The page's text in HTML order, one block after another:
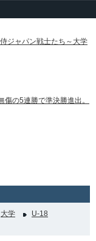
ジャパン戦士たち～大学
の5連勝で準決勝進出。
大学
U-18